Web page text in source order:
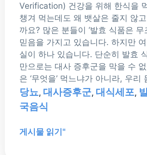
Verification) 건강을 위해 한식을
챙겨 먹는데도 왜 뱃살은 줄지 않
까요? 많은 분들이 ‘발효 식품은 무
믿음을 가지고 있습니다. 하지만
실이 하나 있습니다. 단순히 발효
만으로는 대사 증후군을 막을 수
은 ‘무엇을’ 먹느냐가 아니라, 우
당뇨, 대사증후군, 대식세포,
국음식
게시물 읽기"